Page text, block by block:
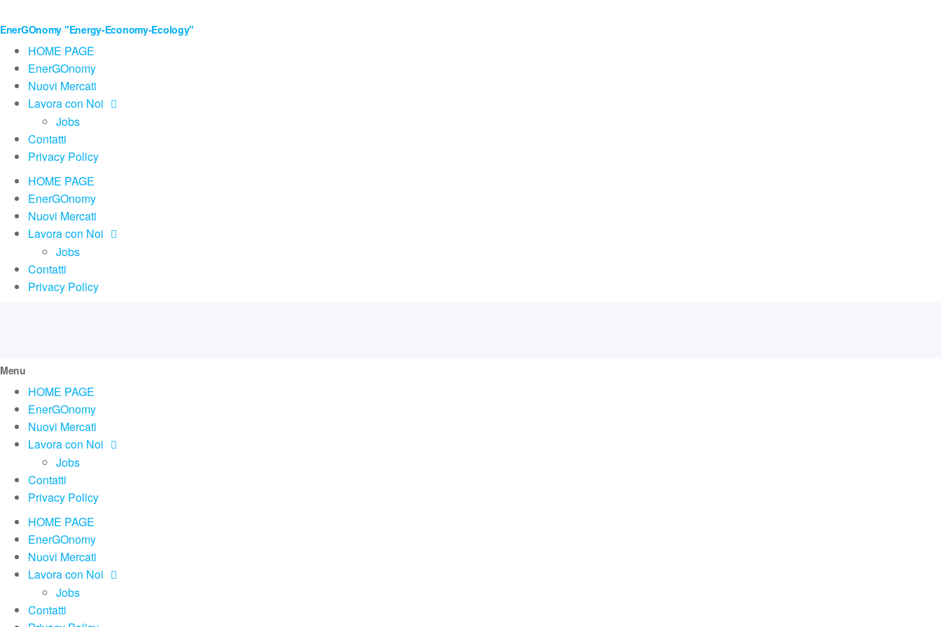
EnerGOnomy "Energy-Economy-Ecology"
HOME PAGE
EnerGOnomy
Nuovi Mercati
Lavora con Noi
Jobs
Contatti
Privacy Policy
HOME PAGE
EnerGOnomy
Nuovi Mercati
Lavora con Noi
Jobs
Contatti
Privacy Policy
Menu
HOME PAGE
EnerGOnomy
Nuovi Mercati
Lavora con Noi
Jobs
Contatti
Privacy Policy
HOME PAGE
EnerGOnomy
Nuovi Mercati
Lavora con Noi
Jobs
Contatti